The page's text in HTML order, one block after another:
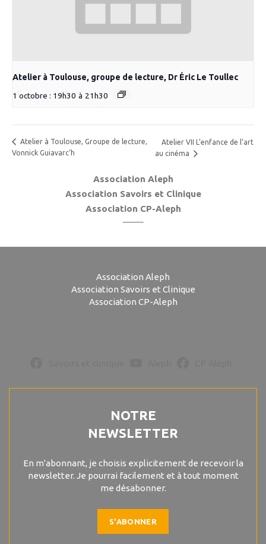
Atelier à Toulouse, groupe de lecture, Dr Éric Le Toullec
1 octobre : 19h30 à 21h30
Atelier à Toulouse, Groupe de lecture,
Vonnick Guiavarc’h
Atelier VII L’enfance de l’art
au cinéma
Association Aleph
Association Savoirs et Clinique
Association CP-Aleph
Association Aleph
Association Savoirs et Clinique
Association CP-Aleph
NOTRE
NEWSLETTER
En m'abonnant, je choisis explicitement de recevoir la
newsletter. Je pourrai facilement et à tout moment
me désabonner.
S'ABONNER